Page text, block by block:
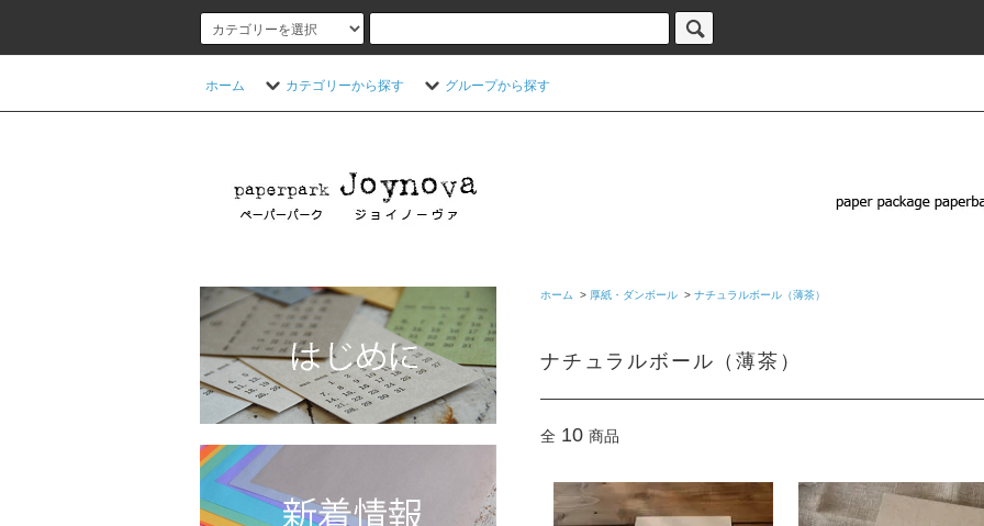
ホーム カテゴリーから探す グループから探す
ホーム > 厚紙・ダンボール > ナチュラルボール（薄茶）
ナチュラルボール（薄茶）
全 10 商品